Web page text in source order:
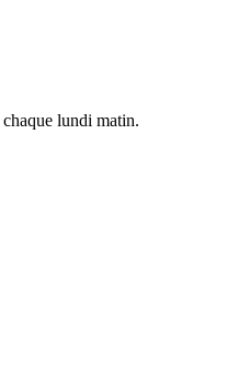
chaque lundi matin.